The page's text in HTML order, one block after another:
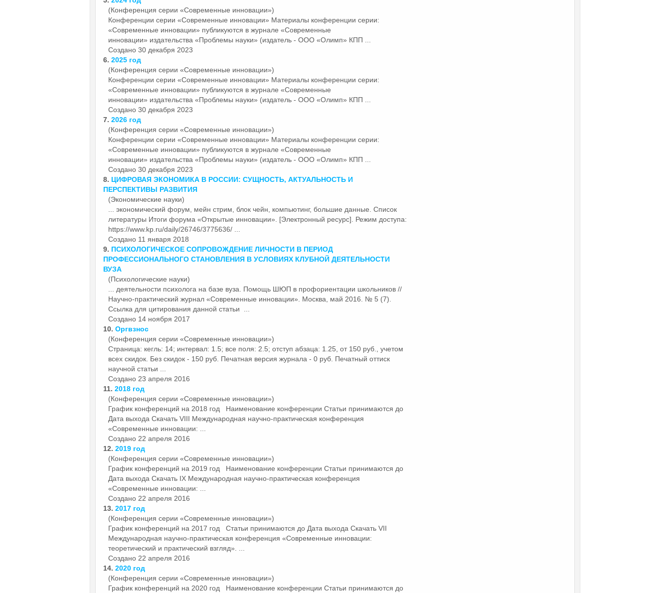
(Конференция серии «Современные инновации»)
Конференции серии «Современные инновации» Материалы конференции серии:
«Современные инновации» публикуются в журнале «Современные
инновации» издательства «Проблемы науки» (издатель - ООО «Олимп» КПП ...
Создано 30 декабря 2023
6. 2025 год
(Конференция серии «Современные инновации»)
Конференции серии «Современные инновации» Материалы конференции серии:
«Современные инновации» публикуются в журнале «Современные
инновации» издательства «Проблемы науки» (издатель - ООО «Олимп» КПП ...
Создано 30 декабря 2023
7. 2026 год
(Конференция серии «Современные инновации»)
Конференции серии «Современные инновации» Материалы конференции серии:
«Современные инновации» публикуются в журнале «Современные
инновации» издательства «Проблемы науки» (издатель - ООО «Олимп» КПП ...
Создано 30 декабря 2023
8. ЦИФРОВАЯ ЭКОНОМИКА В РОССИИ: СУЩНОСТЬ, АКТУАЛЬНОСТЬ И
ПЕРСПЕКТИВЫ РАЗВИТИЯ
(Экономические науки)
... экономический форум, мейн стрим, блок чейн, компьютинг, большие данные. Список
литературы Итоги форума «Открытые инновации» . [Электронный ресурс]. Режим доступа:
https://www.kp.ru/daily/26746/3775636/ ...
Создано 11 января 2018
9. ПСИХОЛОГИЧЕСКОЕ СОПРОВОЖДЕНИЕ ЛИЧНОСТИ В ПЕРИОД
ПРОФЕССИОНАЛЬНОГО СТАНОВЛЕНИЯ В УСЛОВИЯХ КЛУБНОЙ ДЕЯТЕЛЬНОСТИ
ВУЗА
(Психологические науки)
... деятельности психолога на базе вуза. Помощь ШЮП в профориентации школьников //
Научно-практический журнал «Современные инновации» . Москва, май 2016. № 5 (7).
Ссылка для цитирования данной статьи ...
Создано 14 ноября 2017
10. Оргвзнос
(Конференция серии «Современные инновации»)
Страница: кегль: 14; интервал: 1.5; все поля: 2.5; отступ абзаца: 1.25, от 150 руб., учетом
всех скидок. Без скидок - 150 руб. Печатная версия журнала - 0 руб. Печатный оттиск
научной статьи ...
Создано 23 апреля 2016
11. 2018 год
(Конференция серии «Современные инновации»)
График конференций на 2018 год Наименование конференции Статьи принимаются до
Дата выхода Скачать VIII Международная научно-практическая конференция
«Современные инновации: ...
Создано 22 апреля 2016
12. 2019 год
(Конференция серии «Современные инновации»)
График конференций на 2019 год Наименование конференции Статьи принимаются до
Дата выхода Скачать IX Международная научно-практическая конференция
«Современные инновации: ...
Создано 22 апреля 2016
13. 2017 год
(Конференция серии «Современные инновации»)
График конференций на 2017 год Статьи принимаются до Дата выхода Скачать VII
Международная научно-практическая конференция «Современные инновации:
теоретический и практический взгляд». ...
Создано 22 апреля 2016
14. 2020 год
(Конференция серии «Современные инновации»)
График конференций на 2020 год Наименование конференции Статьи принимаются до